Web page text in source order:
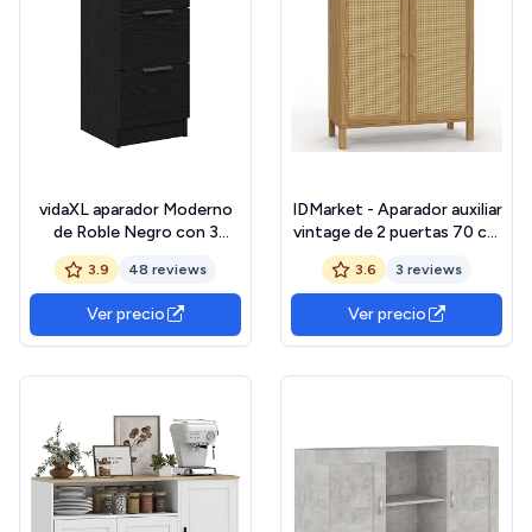
vidaXL aparador Moderno
de Roble Negro con 3
cajones para comedores y
Salas de Estar, Elegante
Acabado Mate, Madera
elaborada, gabinete
Rectangular, Uso Interior,
3.9 48 reviews
Ver precio
IDMarket - Aparador auxiliar
vintage de 2 puertas 70 cm
HANAE efecto natural
cannage
3.6 3 reviews
Ver precio